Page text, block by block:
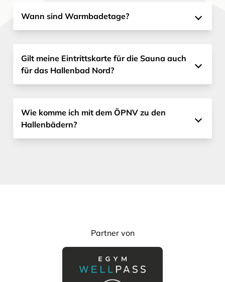
Wann sind Warmbadetage?
Gilt meine Eintrittskarte für die Sauna auch
für das Hallenbad Nord?
Wie komme ich mit dem ÖPNV zu den
Hallenbädern?
Partner von